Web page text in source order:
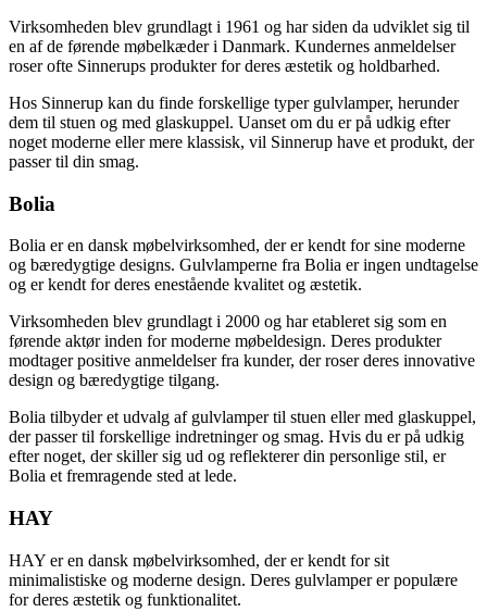
Virksomheden blev grundlagt i 1961 og har siden da udviklet sig til
en af de førende møbelkæder i Danmark. Kundernes anmeldelser
roser ofte Sinnerups produkter for deres æstetik og holdbarhed.
Hos Sinnerup kan du finde forskellige typer gulvlamper, herunder
dem til stuen og med glaskuppel. Uanset om du er på udkig efter
noget moderne eller mere klassisk, vil Sinnerup have et produkt, der
passer til din smag.
Bolia
Bolia er en dansk møbelvirksomhed, der er kendt for sine moderne
og bæredygtige designs. Gulvlamperne fra Bolia er ingen undtagelse
og er kendt for deres enestående kvalitet og æstetik.
Virksomheden blev grundlagt i 2000 og har etableret sig som en
førende aktør inden for moderne møbeldesign. Deres produkter
modtager positive anmeldelser fra kunder, der roser deres innovative
design og bæredygtige tilgang.
Bolia tilbyder et udvalg af gulvlamper til stuen eller med glaskuppel,
der passer til forskellige indretninger og smag. Hvis du er på udkig
efter noget, der skiller sig ud og reflekterer din personlige stil, er
Bolia et fremragende sted at lede.
HAY
HAY er en dansk møbelvirksomhed, der er kendt for sit
minimalistiske og moderne design. Deres gulvlamper er populære
for deres æstetik og funktionalitet.